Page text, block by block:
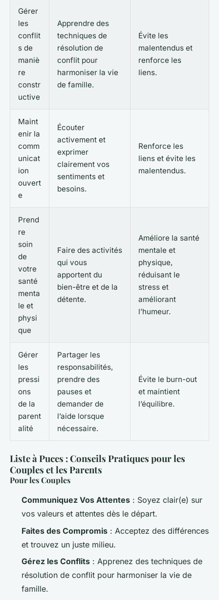
Gérer
les
conflit
s de
maniè
re
constr
uctive
Apprendre des
techniques de
résolution de
conflit pour
harmoniser la vie
de famille.
Évite les
malentendus et
renforce les
liens.
Maint
enir la
comm
unicat
ion
ouvert
e
Écouter
activement et
exprimer
clairement vos
sentiments et
besoins.
Renforce les
liens et évite les
malentendus.
Prend
re
soin
de
votre
santé
menta
le et
physi
que
Faire des activités
qui vous
apportent du
bien-être et de la
détente.
Améliore la santé
mentale et
physique,
réduisant le
stress et
améliorant
l’humeur.
Gérer
les
pressi
ons
de la
parent
alité
Partager les
responsabilités,
prendre des
pauses et
demander de
l’aide lorsque
nécessaire.
Évite le burn-out
et maintient
l’équilibre.
Liste à Puces : Conseils Pratiques pour les
Couples et les Parents
Pour les Couples
Communiquez Vos Attentes : Soyez clair(e) sur
vos valeurs et attentes dès le départ.
Faites des Compromis : Acceptez des différences
et trouvez un juste milieu.
Gérez les Conflits : Apprenez des techniques de
résolution de conflit pour harmoniser la vie de
famille.